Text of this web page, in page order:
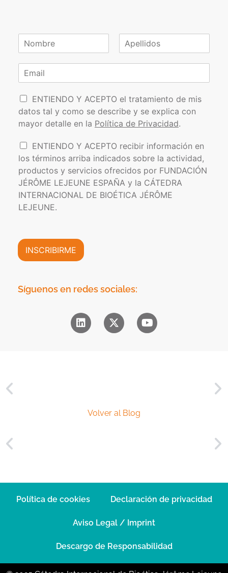
*
o
b
e
p
l
o
s
r
e
e
e
c
t
ó
n
i
*
P
o
í
c
a
d
e
P
r
a
i
d
ENTIENDO Y ACEPTO el tratamiento de mis
datos tal y como se describe y se explica con
mayor detalle en la Política de Privacidad.
n
o
r
m
a
n
C
e
ENTIENDO Y ACEPTO recibir información en
los términos arriba indicados sobre la actividad,
productos y servicios ofrecidos por FUNDACIÓN
JÉRÔME LEJEUNE ESPAÑA y la CÁTEDRA
INTERNACIONAL DE BIOÉTICA JÉRÔME
LEJEUNE.
INSCRIBIRME
Síguenos en redes sociales:
Volver al Blog
Política de cookies Declaración de privacidad
Aviso Legal / Imprint
Descargo de Responsabilidad